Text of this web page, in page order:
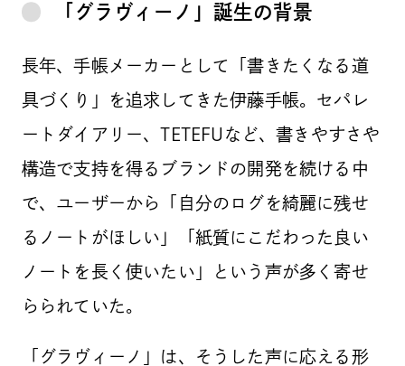
「グラヴィーノ」誕生の背景
長年、手帳メーカーとして「書きたくなる道
具づくり」を追求してきた伊藤手帳。セパレ
ートダイアリー、TETEFUなど、書きやすさや
構造で支持を得るブランドの開発を続ける中
で、ユーザーから「自分のログを綺麗に残せ
るノートがほしい」「紙質にこだわった良い
ノートを長く使いたい」という声が多く寄せ
らられていた。
「グラヴィーノ」は、そうした声に応える形